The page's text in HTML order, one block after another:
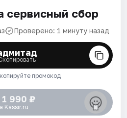
сервисный сбор
Проверено: 1 минуту назад
промокод
1 990 ₽
Kassir.ru